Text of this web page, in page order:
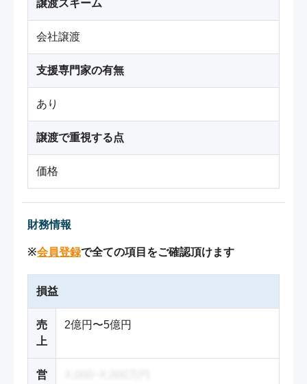
譲渡スキーム
会社譲渡
支援専門家の有無
あり
譲渡で重視する点
価格
財務情報
※会員登録で全ての項目をご確認頂けます
損益
売
上
2億円〜5億円
営